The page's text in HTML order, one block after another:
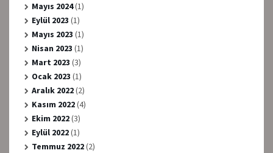
Mayıs 2024(1)
Eylül 2023 (1)
Mayıs 2023 (1)
Nisan 2023 (1)
Mart 2023 (3)
Ocak 2023 (1)
Aralık 2022(2)
Kasım 2022(4)
Ekim 2022(3)
Eylül 2022(1)
Temmuz 2022(2)